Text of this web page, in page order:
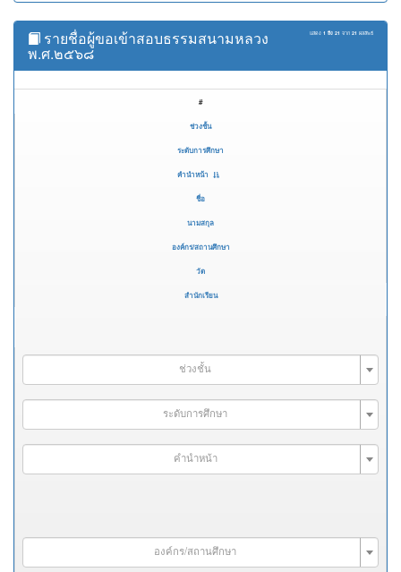
แสดง 1 ถึง 21 จาก 21 ผลลัพธ์
รายชื่อผู้ขอเข้าสอบธรรมสนามหลวง
พ.ศ.๒๕๖๘
#
ช่วงชั้น
ระดับการศึกษา
คำนำหน้า
ชื่อ
นามสกุล
องค์กร/สถานศึกษา
วัด
สำนักเรียน
ช่วงชั้น
ระดับการศึกษา
คำนำหน้า
องค์กร/สถานศึกษา